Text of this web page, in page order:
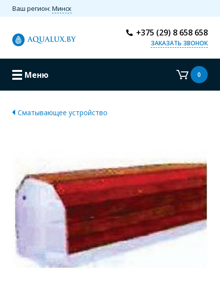
Ваш регион: Минск
+375 (29) 8 658 658
ЗАКАЗАТЬ ЗВОНОК
Меню 0
Сматывающее устройство